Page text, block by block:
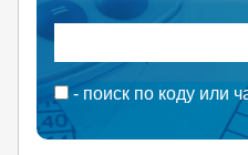
- поиск по коду или